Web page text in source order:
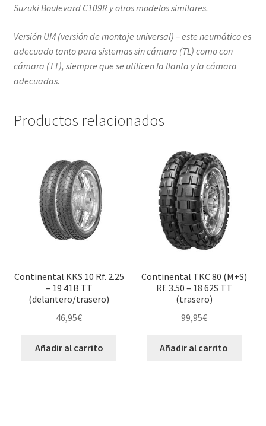
Suzuki Boulevard C109R y otros modelos similares.
Versión UM (versión de montaje universal) – este neumático es
adecuado tanto para sistemas sin cámara (TL) como con
cámara (TT), siempre que se utilicen la llanta y la cámara
adecuadas.
Productos relacionados
Continental KKS 10 Rf. 2.25
– 19 41B TT
(delantero/trasero)
46,95€
Añadir al carrito
Continental TKC 80 (M+S)
Rf. 3.50 – 18 62S TT
(trasero)
99,95€
Añadir al carrito